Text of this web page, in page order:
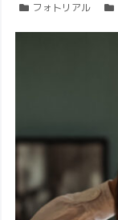
フォトリアル